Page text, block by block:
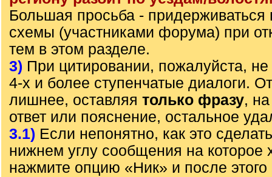
Большая просьба - придерживаться
схемы (участниками форума) при
тем в этом разделе.
3) При цитировании, пожалуйста, не
4-х и более ступенчатые диалоги.
лишнее, оставляя только фразу,
ответ или пояснение, остальное
3.1) Если непонятно, как это
нижнем углу сообщения на которое
нажмите опцию «Ник» и после этого